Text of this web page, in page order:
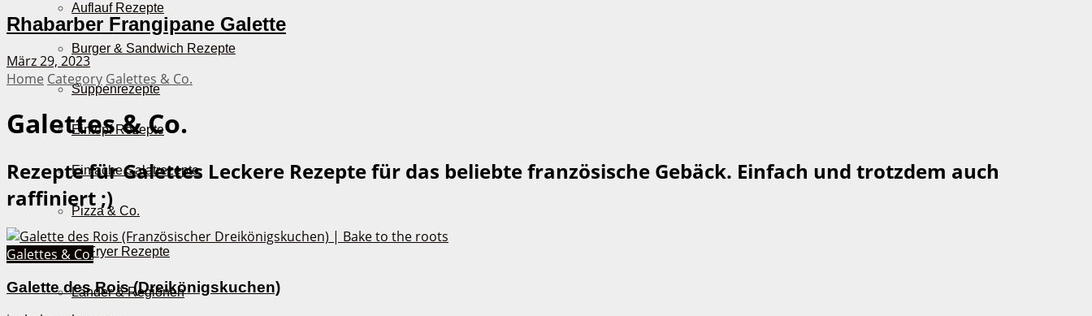
Auflauf Rezepte
Burger & Sandwich Rezepte
Suppenrezepte
Eintopf Rezepte
Einfache Salatrezepte
Pizza & Co.
AirFryer Rezepte
Länder & Regionen
Rhabarber Frangipane Galette
März 29, 2023
Home Category Galettes & Co.
Galettes & Co.
Rezepte für Galettes Leckere Rezepte für das beliebte französische Gebäck. Einfach und trotzdem auch
raffiniert ;)
Galettes & Co.
Galette des Rois (Dreikönigskuchen)